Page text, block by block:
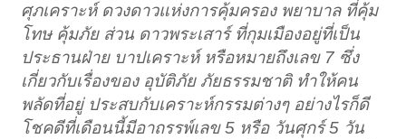
ศุภเคราะห์ ดวงดาวแห่งการคุ้มครอง พยาบาล ที่คุ้ม
โทษ คุ้มภัย ส่วน ดาวพระเสาร์ ที่กุมเมืองอยู่ที่เป็น
ประธานฝ่าย บาปเคราะห์ หรือหมายถึงเลข 7 ซึ่ง
เกี่ยวกับเรื่องของ อุบัติภัย ภัยธรรมชาติ ทำให้คน
พลัดที่อยู่ ประสบกับเคราะห์กรรมต่างๆ อย่างไรก็ดี
โชคดีที่เดือนนี้มีอาถรรพ์เลข 5 หรือ วันศุกร์ 5 วัน